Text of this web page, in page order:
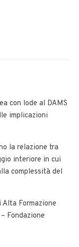
con lode al DAMS
implicazioni
la relazione tra
interiore in cui
complessità del
Formazione
Fondazione